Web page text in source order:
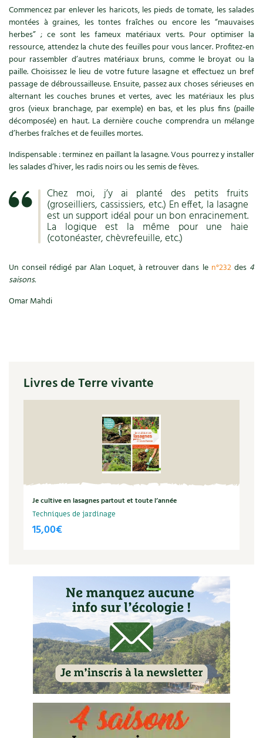
Commencez par enlever les haricots, les pieds de tomate, les salades
montées à graines, les tontes fraîches ou encore les “mauvaises
herbes” ; ce sont les fameux matériaux verts. Pour optimiser la
ressource, attendez la chute des feuilles pour vous lancer. Profitez-en
pour rassembler d’autres matériaux bruns, comme le broyat ou la
paille. Choisissez le lieu de votre future lasagne et effectuez un bref
passage de débroussailleuse. Ensuite, passez aux choses sérieuses en
alternant les couches brunes et vertes, avec les matériaux les plus
gros (vieux branchage, par exemple) en bas, et les plus fins (paille
décomposée) en haut. La dernière couche comprendra un mélange
d’herbes fraîches et de feuilles mortes.
Indispensable : terminez en paillant la lasagne. Vous pourrez y installer
les salades d’hiver, les radis noirs ou les semis de fèves.
Chez moi, j’y ai planté des petits fruits
(groseilliers, cassissiers, etc.) En effet, la lasagne
est un support idéal pour un bon enracinement.
La logique est la même pour une haie
(cotonéaster, chèvrefeuille, etc.)
Un conseil rédigé par Alan Loquet, à retrouver dans le n°232des 4
saisons.
Omar Mahdi
Livres de Terre vivante
Je cultive en lasagnes partout et toute l’année
Techniques de jardinage
15,00€